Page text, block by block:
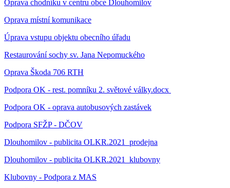
Oprava chodníku v centru obce Dlouhomilov
Oprava místní komunikace
Úprava vstupu objektu obecního úřadu
Restaurování sochy sv. Jana Nepomuckého
Oprava Škoda 706 RTH
Podpora OK - rest. pomníku 2. světové války.docx
Podpora OK - oprava autobusových zastávek
Podpora SFŽP - DČOV
Dlouhomilov - publicita OLKR.2021_prodejna
Dlouhomilov - publicita OLKR.2021_klubovny
Klubovny - Podpora z MAS